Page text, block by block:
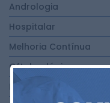
Andrologia
Hospitalar
Melhoria Contínua
Oftalmológica
Pharmédice